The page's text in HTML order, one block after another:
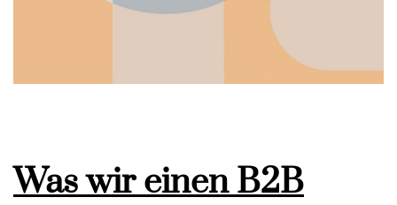
Was wir einen B2B